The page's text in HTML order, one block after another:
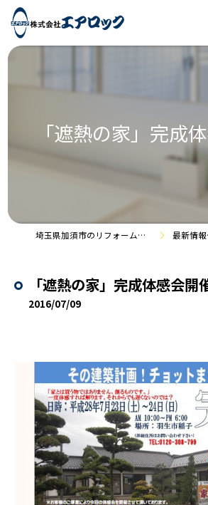
「遮熱の家」完成
埼玉県加須市のリフォームなら株式会社エアロック 最新情報・施工事例
「遮熱の家」完成体感会開
2016/07/09